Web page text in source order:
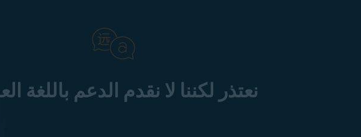
نعتذر لكننا لا نقدم الدعم باللغة